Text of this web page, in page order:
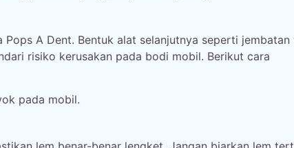
A Dent. Bentuk alat selanjutnya seperti jembatan
risiko kerusakan pada bodi mobil. Berikut cara
pada mobil.